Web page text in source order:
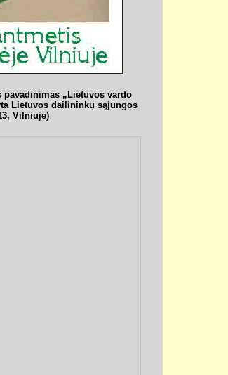
„Lietuvos vardo
Lietuvos dailininkų sąjungos
Vilniuje)